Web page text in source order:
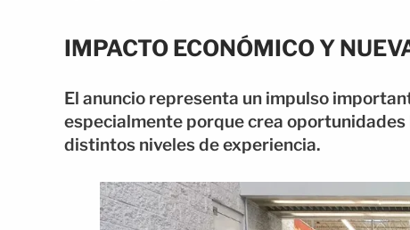
IMPACTO ECONÓMICO Y
El anuncio representa un impulso
especialmente porque crea
distintos niveles de experiencia.